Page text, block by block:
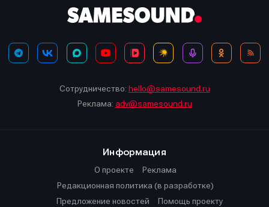
Сотрудничество: hello@samesound.ru
Реклама: adv@samesound.ru
Информация
О проекте
Реклама
Редакционная политика (в разработке)
Предложение новостей
Помощь проекту